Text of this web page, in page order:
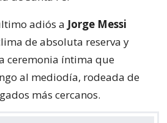
adiós a Jorge Messi
de absoluta reserva y
ceremonia íntima que
al mediodía, rodeada de
más cercanos.